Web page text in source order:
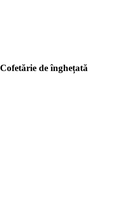
Cofetărie de înghețată